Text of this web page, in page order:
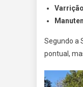
Segundo a
pontual,